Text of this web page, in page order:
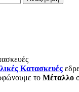
Κατασκευές
το Μέταλλο